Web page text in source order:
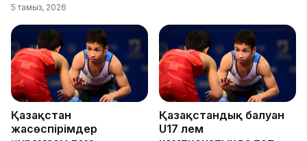
5 тамыз, 2026
Қазақстан
жасөспірімдер
Қазақстандық балуан
U17 әлем